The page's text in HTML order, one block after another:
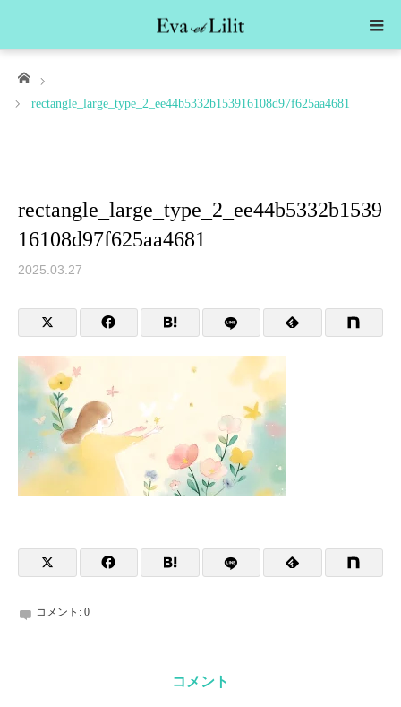
ホーム
rectangle_large_type_2_ee44b5332b153916108d97f625aa4681
rectangle_large_type_2_ee44b5332b1539
16108d97f625aa4681
2025.03.27
コメント: 0
コメント